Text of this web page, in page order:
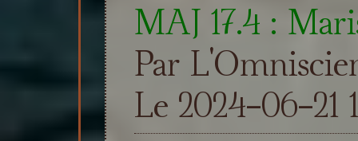
MAJ 17.4 :
Par
Le 2024-06-21